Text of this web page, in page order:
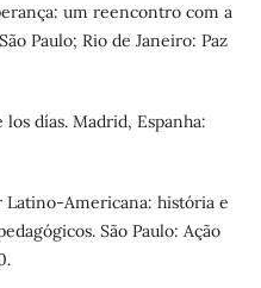
um reencontro com a
Paulo; Rio de Janeiro: Paz
días. Madrid, Espanha:
Latino-Americana: história e
São Paulo: Ação